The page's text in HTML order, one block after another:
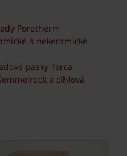
Porotherm
a nekeramické
pásky Terca
a cihlová